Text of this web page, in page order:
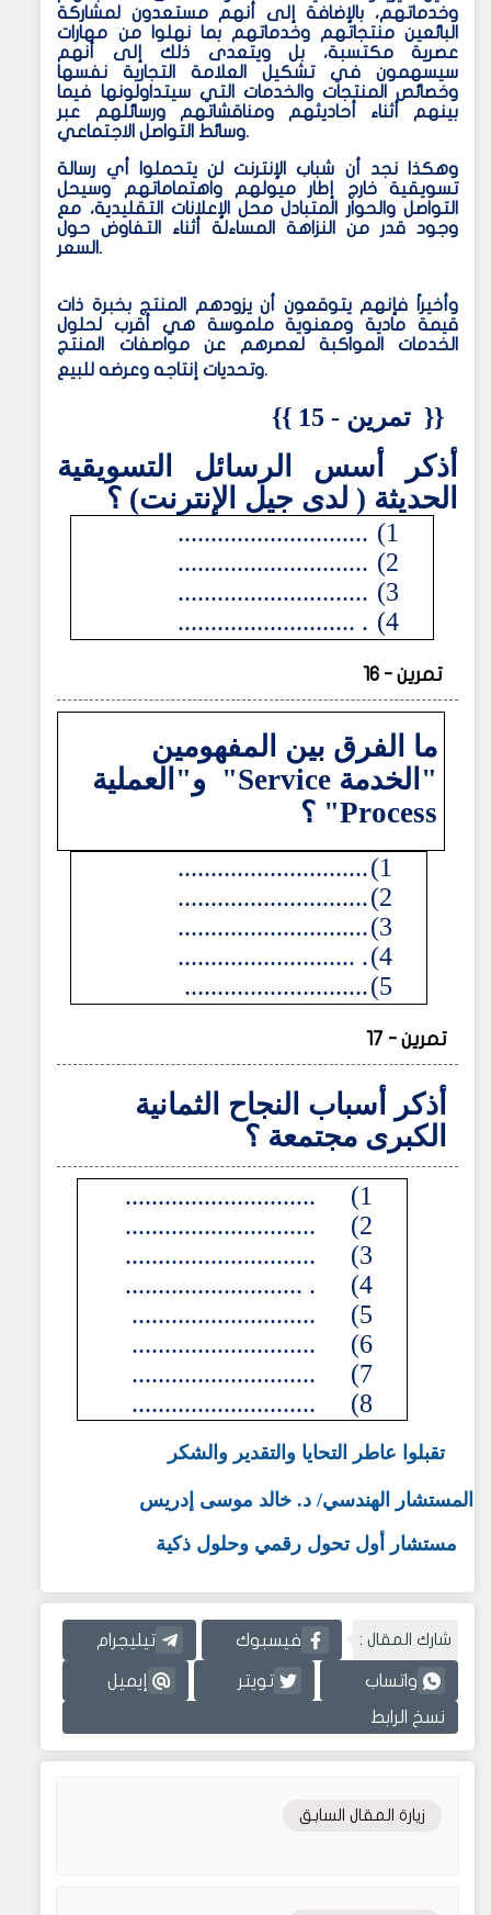
وخدماتهم، بالإضافة إلى أنهم مستعدون لمشاركة
البائعين منتجاتهم وخدماتهم بما نهلوا من مهارات
عصرية مكتسبة، بل ويتعدى ذلك إلى أنهم
سيسهمون في تشكيل العلامة التجارية نفسها
وخصائص المنتجات والخدمات التي سيتداولونها فيما
بينهم أثناء أحاديثهم ومناقشاتهم ورسائلهم عبر
وسائط التواصل الاجتماعي.
وهكذا نجد أن شباب الإنترنت لن يتحملوا أي رسالة
تسويقية خارج إطار ميولهم واهتماماتهم وسيحل
التواصل والحوار المتبادل محل الإعلانات التقليدية، مع
وجود قدر من النزاهة المساءلة أثناء التفاوض حول
السعر.
وأخيراً فإنهم يتوقعون أن يزودهم المنتج بخبرة ذات
قيمة مادية ومعنوية ملموسة هي أقرب لحلول
الخدمات المواكبة لعصرهم عن مواصفات المنتج
وتحديات إنتاجه وعرضه للبيع.
}} تمرين - 15 {{
أذكر أسس الرسائل التسويقية
الحديثة ( لدى جيل الإنترنت) ؟
1)
.............................
2)
.............................
3)
.............................
4)
. ...........................
تمرين - 16
ما الفرق بين المفهومين
"الخدمة Service" و"العملية
Process" ؟
1)
.............................
2)
.............................
3)
.............................
4)
. ...........................
5)
............................
تمرين - 17
أذكر أسباب النجاح الثمانية
الكبرى مجتمعة ؟
1)
.............................
2)
.............................
3)
.............................
4)
. ...........................
5)
............................
6)
............................
7)
............................
8)
............................
تقبلوا عاطر التحايا والتقدير والشكر
المستشار الهندسي/ د. خالد موسى إدريس
مستشار أول تحول رقمي وحلول ذكية
شارك المقال : فيسبوك تيليجرام
واتساب تويتر إيميل
نسخ الرابط
زيارة المقال السابق